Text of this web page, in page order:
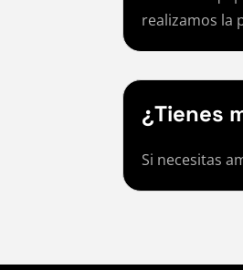
realizamos la
¿Tienes
Si necesitas